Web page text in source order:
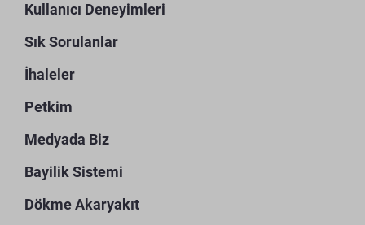
Kullanıcı Deneyimleri
Sık Sorulanlar
İhaleler
Petkim
Medyada Biz
Bayilik Sistemi
Dökme Akaryakıt